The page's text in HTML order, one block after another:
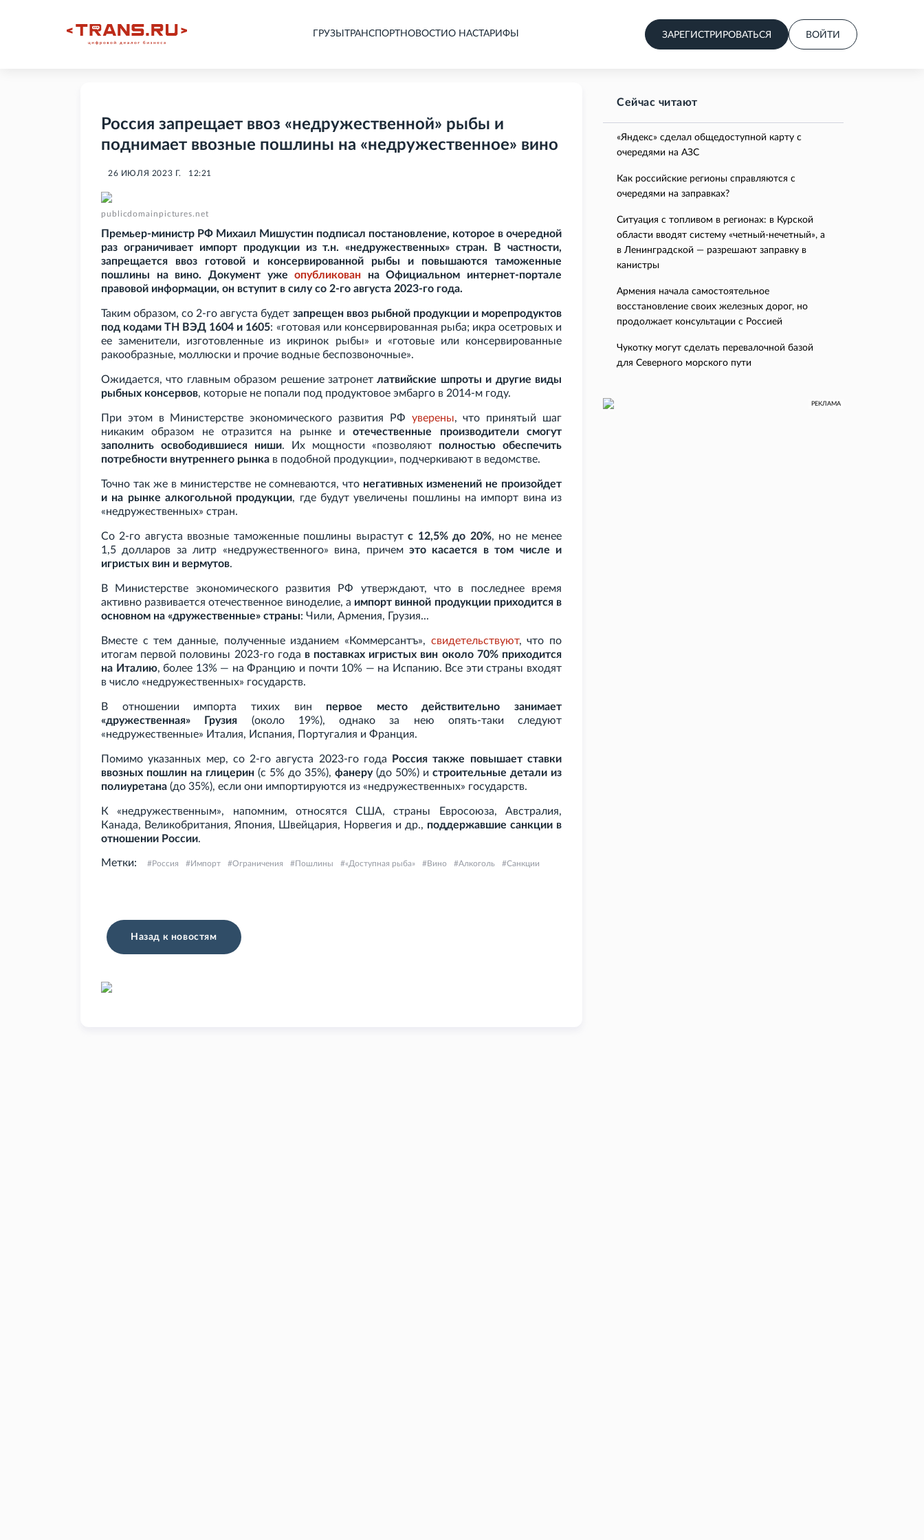
ГРУЗЫ ТРАНСПОРТНОВОСТИ О НАСТАРИФЫ ЗАРЕГИСТРИРОВАТЬСЯ ВОЙТИ
Россия запрещает ввоз «недружественной» рыбы и
поднимает ввозные пошлины на «недружественное» вино
26 ИЮЛЯ 2023 Г. 12:21
publicdomainpictures.net
Премьер-министр РФ Михаил Мишустин подписал постановление, которое в очередной
раз ограничивает импорт продукции из т.н. «недружественных» стран. В частности,
запрещается ввоз готовой и консервированной рыбы и повышаются таможенные
пошлины на вино. Документ ужеопубликован на Официальном интернет-портале
правовой информации, он вступит в силу со 2-го августа 2023-го года.
Таким образом, со 2-го августа будет запрещен ввоз рыбной продукции и морепродуктов
под кодами ТН
ВЭД 1604 и 1605: «готовая или консервированная рыба; икра осетровых и
ее заменители, изготовленные из икринок рыбы» и «готовые или консервированные
ракообразные, моллюски и прочие водные беспозвоночные».
Ожидается, что главным образом решение затронетлатвийские шпроты и другие виды
рыбных консервов, которые не попали под продуктовое эмбарго в 2014-м году.
При этом в Министерстве экономического развития РФ уверены, что принятый шаг
никаким образом не отразится на рынке иотечественные производители смогут
заполнить освободившиеся ниши. Их мощности «позволяют полностью обеспечить
потребности внутреннего рынка в подобной продукции», подчеркивают в ведомстве.
Точно так же в министерстве не сомневаются, что негативных изменений не произойдет
и на рынке алкогольной продукции, где будут увеличены пошлины на импорт вина из
«недружественных» стран.
Со 2-го августа ввозные таможенные пошлины вырастутс 12,5% до 20%, но не менее
1,5 долларов за литр «недружественного» вина, причем это касается в том числе и
игристых вин и вермутов.
В Министерстве экономического развития РФ утверждают, что в последнее время
активно развивается отечественное виноделие, а импорт винной продукции приходится в
основном на «дружественные» страны: Чили, Армения, Грузия...
Вместе с тем данные, полученные изданием «Коммерсантъ», свидетельствуют, что по
итогам первой половины 2023-го года в поставках игристых вин около 70% приходится
на Италию, более 13% — на Францию и почти 10% — на Испанию. Все эти страны входят
в число «недружественных» государств.
В отношении импорта тихих вин первое место действительно занимает
«дружественная» Грузия (около 19%), однако за нею опять-таки следуют
«недружественные» Италия, Испания, Португалия и Франция.
Помимо указанных мер, со 2-го августа 2023-го года
Россия также повышает ставки
ввозных пошлин на глицерин (с 5% до 35%), фанеру(до 50%) и строительные детали из
полиуретана (до 35%), если они импортируются из «недружественных» государств.
К «недружественным», напомним, относятся США, страны Евросоюза, Австралия,
Канада, Великобритания, Япония, Швейцария, Норвегия и др., поддержавшие санкции в
отношении России.
Метки: Россия Импорт Ограничения Пошлины «Доступная рыба» Вино Алкоголь Санкции
Назад к новостям
Сейчас читают
«Яндекс» сделал общедоступной карту с
очередями на АЗС
Как российские регионы справляются с
очередями на заправках?
Ситуация с топливом в регионах: в Курской
области вводят систему «четный-нечетный», а
в Ленинградской — разрешают заправку в
канистры
Армения начала самостоятельное
восстановление своих железных дорог, но
продолжает консультации с Россией
Чукотку могут сделать перевалочной базой
для Северного морского пути
РЕКЛАМА